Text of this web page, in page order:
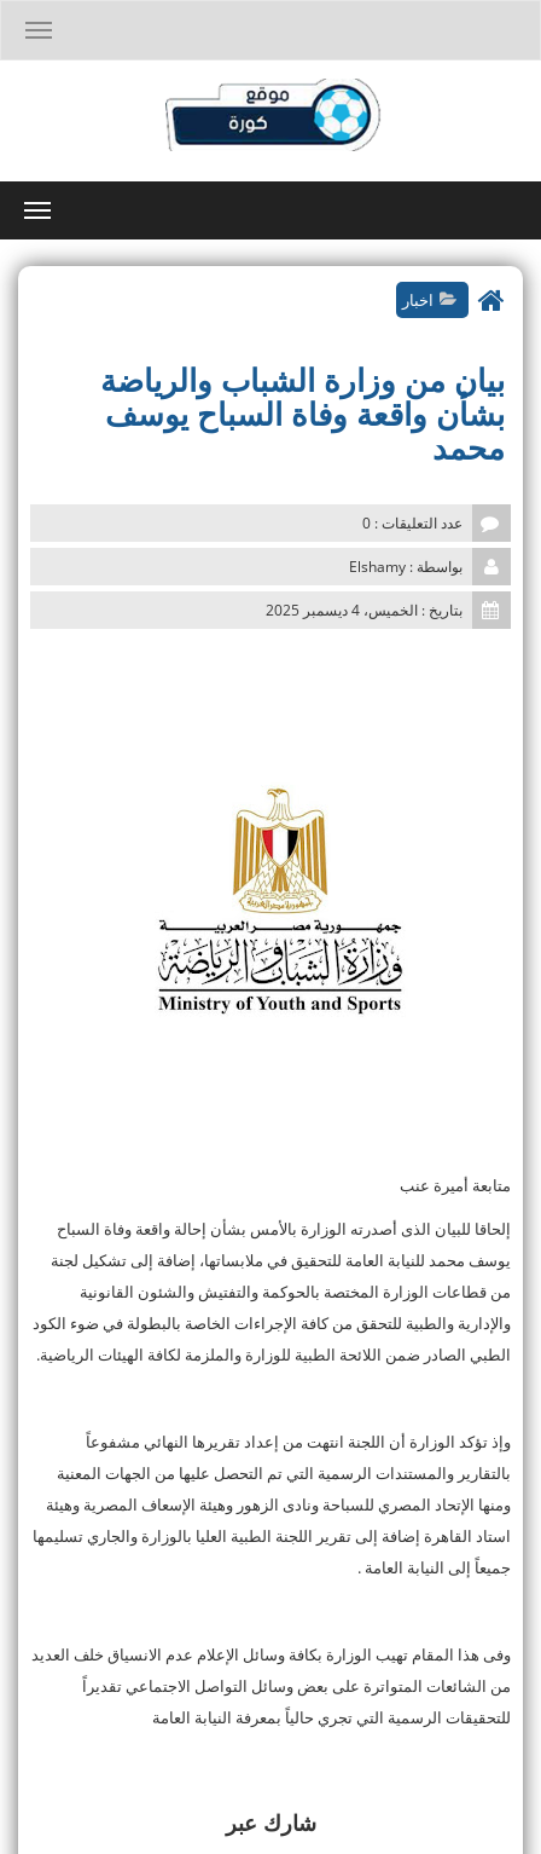
T
v
i
g
T
o
g
اخبار
بيان من وزارة الشباب والرياضة
بشأن واقعة وفاة السباح يوسف
محمد
عدد التعليقات : 0
بواسطة : Elshamy
بتاريخ : الخميس، 4 ديسمبر 2025
متابعة أميرة عنب
إلحاقا للبيان الذى أصدرته الوزارة بالأمس بشأن إحالة واقعة وفاة السباح
يوسف محمد للنيابة العامة للتحقيق في ملابساتها، إضافة إلى تشكيل لجنة
من قطاعات الوزارة المختصة بالحوكمة والتفتيش والشئون القانونية
والإدارية والطبية للتحقق من كافة الإجراءات الخاصة بالبطولة في ضوء الكود
الطبي الصادر ضمن اللائحة الطبية للوزارة والملزمة لكافة الهيئات الرياضية.
وإذ تؤكد الوزارة أن اللجنة انتهت من إعداد تقريرها النهائي مشفوعاً
بالتقارير والمستندات الرسمية التي تم التحصل عليها من الجهات المعنية
ومنها الإتحاد المصري للسباحة ونادى الزهور وهيئة الإسعاف المصرية وهيئة
استاد القاهرة إضافة إلى تقرير اللجنة الطبية العليا بالوزارة والجاري تسليمها
جميعاً إلى النيابة العامة .
وفى هذا المقام تهيب الوزارة بكافة وسائل الإعلام عدم الانسياق خلف العديد
من الشائعات المتواترة على بعض وسائل التواصل الاجتماعي تقديراً
للتحقيقات الرسمية التي تجري حالياً بمعرفة النيابة العامة
شارك عبر